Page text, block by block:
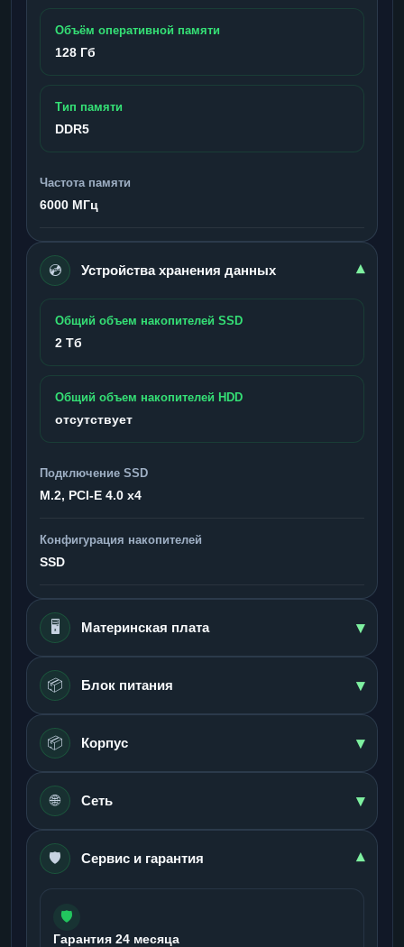
Объём оперативной памяти
128 Гб
Тип памяти
DDR5
Частота памяти
6000 МГц
💿 Устройства хранения данных ▾
Общий объем накопителей SSD
2 Тб
Общий объем накопителей HDD
отсутствует
Подключение SSD
M.2, PCI-E 4.0 x4
Конфигурация накопителей
SSD
🖥️ Материнская плата ▾
📦 Блок питания ▾
📦 Корпус ▾
🌐 Сеть ▾
🛡️ Сервис и гарантия ▾
🛡️
Гарантия 24 месяца